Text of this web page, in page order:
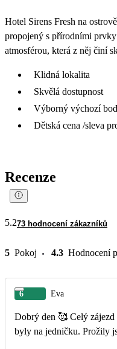
Hotel Sirens Fresh na
propojený s přírodními
atmosférou, která z něj činí
Klidná lokalita
Skvělá dostupnost
Výborný výchozí
Dětská cena /sleva
Recenze
5.273 hodnocení zákazníků
5 Pokoj 4.3 Hodnocení
6 Eva
Dobrý den 🥰 Celý zájezd byl úžasný. Cesta, ubytování, služby a milé vztřícné delegátky. Byly jsme všechny 3 kolegyně z práce mile překvapeny. Fakultativní výlety